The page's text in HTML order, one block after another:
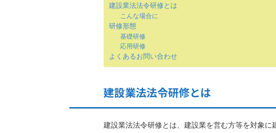
建設業法法令研修とは
こんな場合に
研修形態
基礎研修
応用研修
よくあるお問い合わせ
建設業法法令研修とは
建設業法法令研修とは、建設業を営む方等を対象